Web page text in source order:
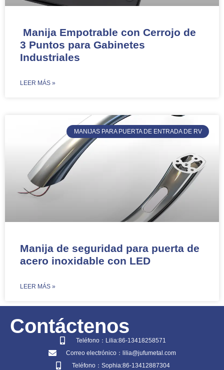
Manija Empotrable con Cerrojo de
3 Puntos para Gabinetes
Industriales
​LEER MÁS »
MANIJAS PARA PUERTA DE ENTRADA DE RV
Manija de seguridad para puerta de
acero inoxidable con LED
​LEER MÁS »
Contáctenos
Teléfono：Lilia:86-13418258571
Correo electrónico：lilia@jufumetal.com
Teléfono：Sophia:86-13412887304